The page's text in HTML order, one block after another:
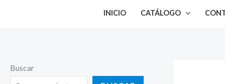
INICIO CATÁLOGO
Buscar